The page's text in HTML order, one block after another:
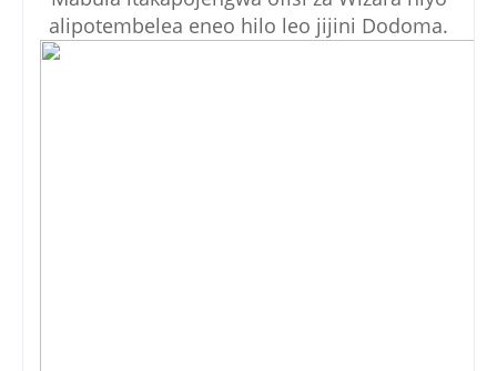
alipotembelea eneo hilo leo jijini Dodoma.